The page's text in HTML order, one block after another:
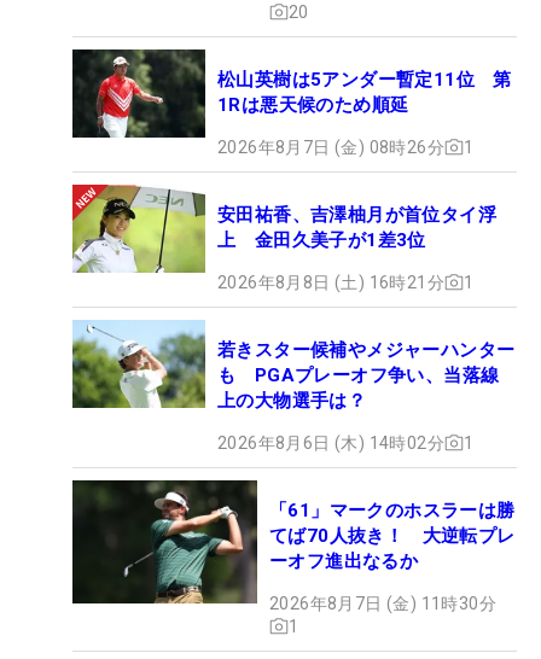
20
松山英樹は5アンダー暫定11位 第
1Rは悪天候のため順延
2026年8月7日 (金) 08時26分 1
安田祐香、吉澤柚月が首位タイ浮
上 金田久美子が1差3位
2026年8月8日 (土) 16時21分 1
若きスター候補やメジャーハンター
も PGAプレーオフ争い、当落線
上の大物選手は？
2026年8月6日 (木) 14時02分 1
「61」マークのホスラーは勝
てば70人抜き！ 大逆転プレ
ーオフ進出なるか
2026年8月7日 (金) 11時30分
1